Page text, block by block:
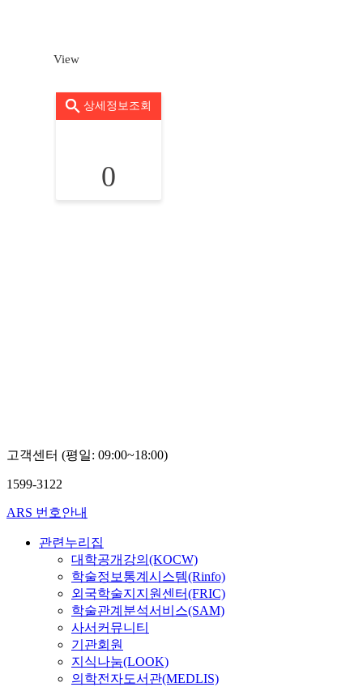
View
상세정보조회
0
고객센터 (평일: 09:00~18:00)
1599-3122
ARS 번호안내
관련누리집
대학공개강의(KOCW)
학술정보통계시스템(Rinfo)
외국학술지지원센터(FRIC)
학술관계분석서비스(SAM)
사서커뮤니티
기관회원
지식나눔(LOOK)
의학전자도서관(MEDLIS)